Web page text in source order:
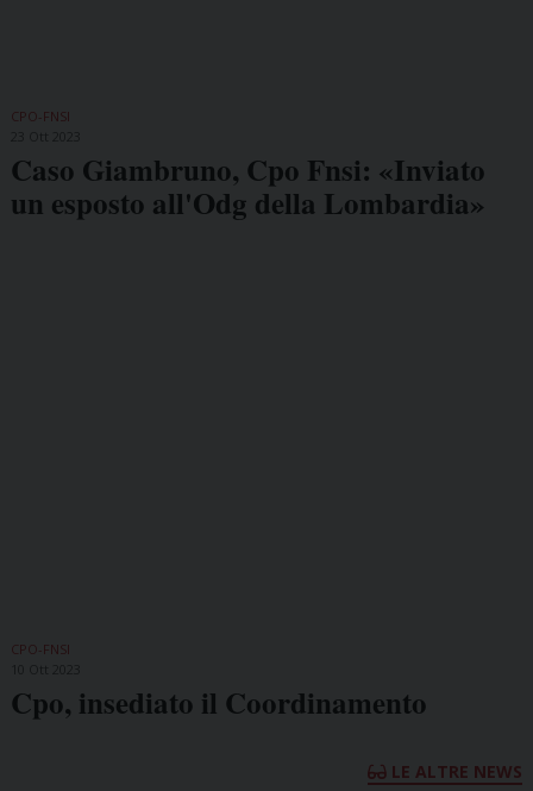
CPO-FNSI
Caso Giambruno, Cpo Fnsi: «Inviato
un esposto all'Odg della Lombardia»
CPO-FNSI
Cpo, insediato il Coordinamento
LE ALTRE NEWS